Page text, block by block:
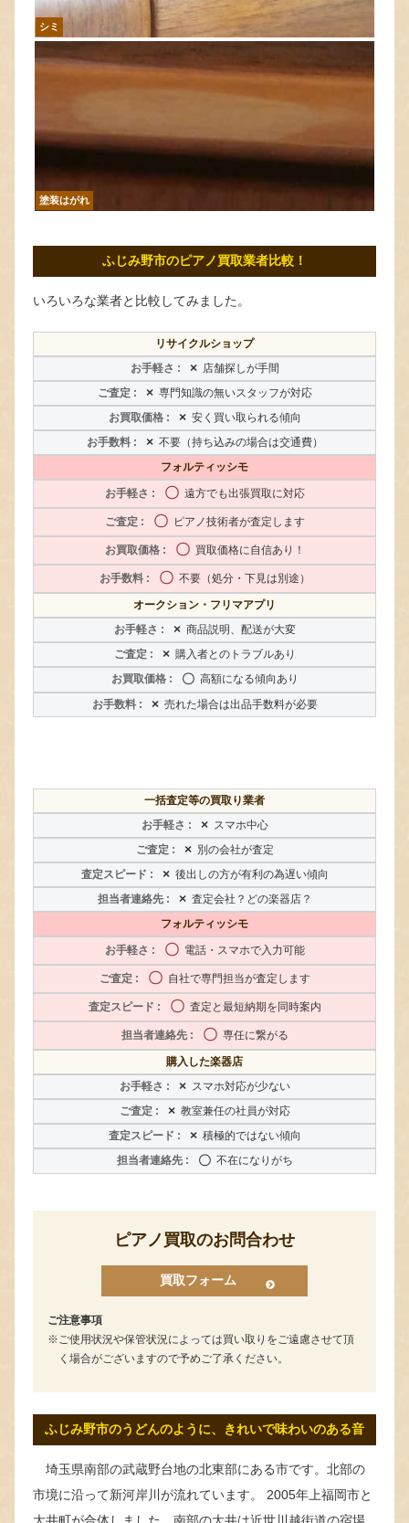
シミ
塗装はがれ
ふじみ野市のピアノ買取業者比較！
いろいろな業者と比較してみました。
リサイクルショップ
× 店舗探しが手間
× 専門知識の無いスタッフが対応
× 安く買い取られる傾向
× 不要（持ち込みの場合は交通費）
フォルティッシモ
〇 遠方でも出張買取に対応
〇 ピアノ技術者が査定します
〇 買取価格に自信あり！
〇 不要（処分・下見は別途）
オークション・フリマアプリ
× 商品説明、配送が大変
× 購入者とのトラブルあり
〇 高額になる傾向あり
× 売れた場合は出品手数料が必要
一括査定等の買取り業者
× スマホ中心
× 別の会社が査定
× 後出しの方が有利の為遅い傾向
× 査定会社？どの楽器店？
フォルティッシモ
〇 電話・スマホで入力可能
〇 自社で専門担当が査定します
〇 査定と最短納期を同時案内
〇 専任に繋がる
購入した楽器店
× スマホ対応が少ない
× 教室兼任の社員が対応
× 積極的ではない傾向
〇 不在になりがち
ピアノ買取のお問合わせ
買取フォーム
ご注意事項
ご使用状況や保管状況によっては買い取りをご遠慮させて頂
く場合がございますので予めご了承ください。
ふじみ野市のうどんのように、きれいで味わいのある音
埼玉県南部の武蔵野台地の北東部にある市です。北部の
市境に沿って新河岸川が流れています。 2005年上福岡市と
大井町が合体しました。南部の大井は近世川越街道の宿場